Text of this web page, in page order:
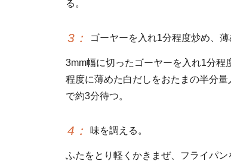
る。
3 ： ゴーヤーを入れ1分程度炒め、薄
3mm幅に切ったゴーヤーを入れ1分程
程度に薄めた白だしをおたまの半分
で約3分待つ。
4 ： 味を調える。
ふたをとり軽くかきまぜ、フライパ